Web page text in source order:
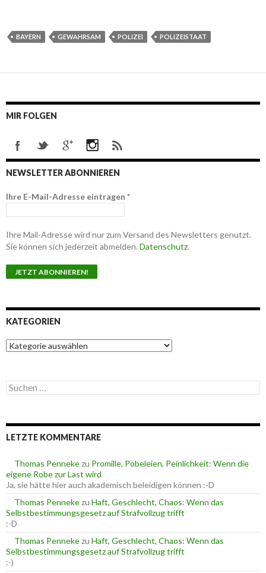
BAYERN GEWAHRSAM POLIZEI POLIZEISTAAT
MIR FOLGEN
NEWSLETTER ABONNIEREN
Ihre E-Mail-Adresse eintragen *
Ihre Mail-Adresse wird nur zum Versand des Newsletters genutzt.
Sie können sich jederzeit abmelden. Datenschutz.
KATEGORIEN
K
a
g
o
n
S
u
e
n
c
h
:
LETZTE KOMMENTARE
Thomas Pennekezu Promille, Pöbeleien, Peinlichkeit: Wenn die
eigene Robe zur Last wird
Ja, sie hätte hier auch akademisch beleidigen können :-D
Thomas Pennekezu Haft, Geschlecht, Chaos: Wenn das
Selbstbestimmungsgesetz auf Strafvollzug trifft
:-D
Thomas Pennekezu Haft, Geschlecht, Chaos: Wenn das
Selbstbestimmungsgesetz auf Strafvollzug trifft
:-)